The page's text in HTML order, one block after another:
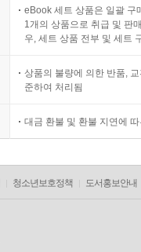
eBook 세트 상품은 일괄 구
1개의 상품으로 취급 및 판
우, 세트 상품 전부 및 세트
상품의 불량에 의한 반품,
준하여 처리됨
대금 환불 및 환불 지연에
청소년보호정책 도서홍보안내